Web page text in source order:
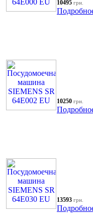
10495 грн.
10250 грн.
13593 грн.